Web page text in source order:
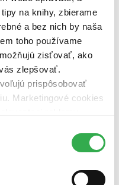
na knihy, zbierame
a bez nich by naša
toho používame
zisťovať, ako
zlepšovať.
prispôsobovať
Marketingové cookies
všetky tieto